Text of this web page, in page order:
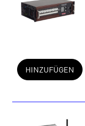
HINZUFÜGEN